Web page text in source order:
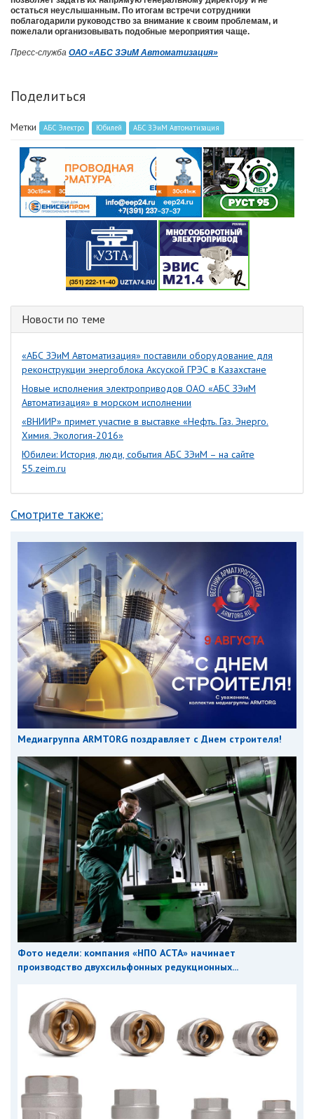
остаться неуслышанным. По итогам встречи сотрудники
поблагодарили руководство за внимание к своим проблемам, и
пожелали организовывать подобные мероприятия чаще.
Пресс-служба ОАО «АБС ЗЭиМ Автоматизация»
Поделиться
Метки АБС Электро Юбилей АБС ЗЭиМ Автоматизация
Новости по теме
«АБС ЗЭиМ Автоматизация» поставили оборудование для
реконструкции энергоблока Аксуской ГРЭС в Казахстане
Новые исполнения электроприводов ОАО «АБС ЗЭиМ
Автоматизация» в морском исполнении
«ВНИИР» примет участие в выставке «Нефть. Газ. Энерго.
Химия. Экология-2016»
Юбилеи: История, люди, события АБС ЗЭиМ – на сайте
55.zeim.ru
Смотрите также:
Медиагруппа ARMTORG поздравляет с Днем строителя!
Фото недели: компания «НПО АСТА» начинает
производство двухсильфонных редукционных...